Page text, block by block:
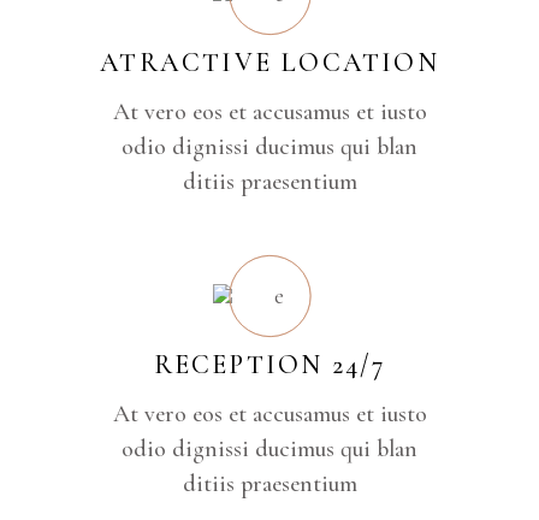
ATRACTIVE LOCATION
At vero eos et accusamus et iusto
odio dignissi ducimus qui blan
ditiis praesentium
RECEPTION 24/7
At vero eos et accusamus et iusto
odio dignissi ducimus qui blan
ditiis praesentium